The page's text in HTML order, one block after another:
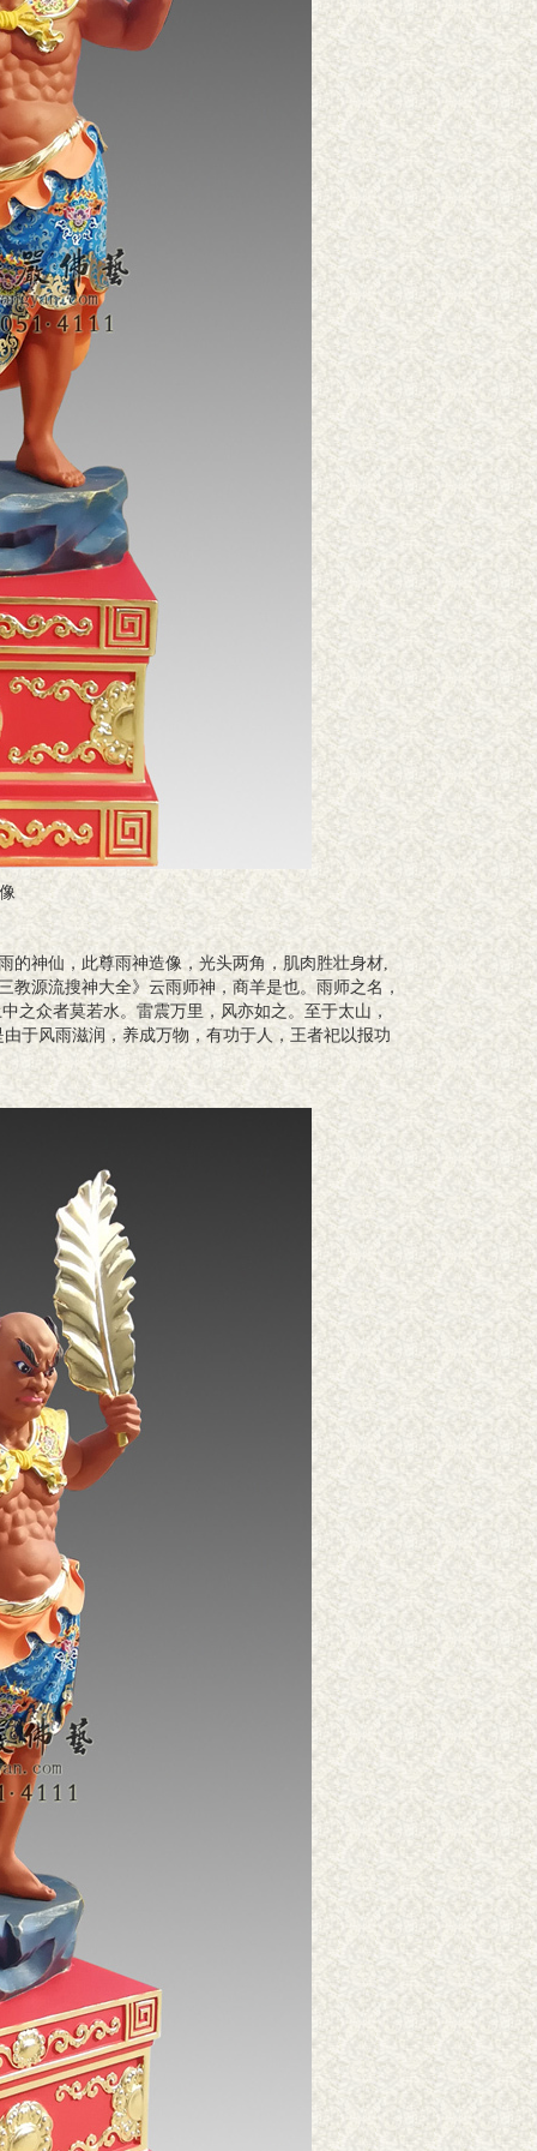
的神仙，此尊雨神造像，光头两角，肌肉胜壮身材,
源流搜神大全》云雨师神，商羊是也。雨师之名，
之众者莫若水。雷震万里，风亦如之。至于太山，
于风雨滋润，养成万物，有功于人，王者祀以报功